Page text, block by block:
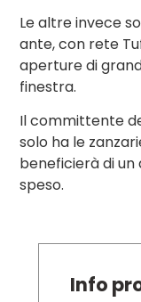
Le altre invece
ante, con rete
aperture di
finestra.
Il committente
solo ha le
beneficierà di un
speso.
Info